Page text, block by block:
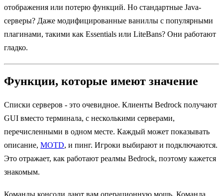
отображения или потерю функций. Но стандартные Java-
серверы? Даже модифицированные ваниллы с популярными
плагинами, такими как Essentials или LiteBans? Они работают
гладко.
Функции, которые имеют значение
Списки серверов - это очевидное. Клиенты Bedrock получают
GUI вместо терминала, с несколькими серверами,
перечисленными в одном месте. Каждый может показывать
описание, MOTD, и пинг. Игроки выбирают и подключаются.
Это отражает, как работают реалмы Bedrock, поэтому кажется
знакомым.
Команды консоли дают вам операционную мощь. Команда